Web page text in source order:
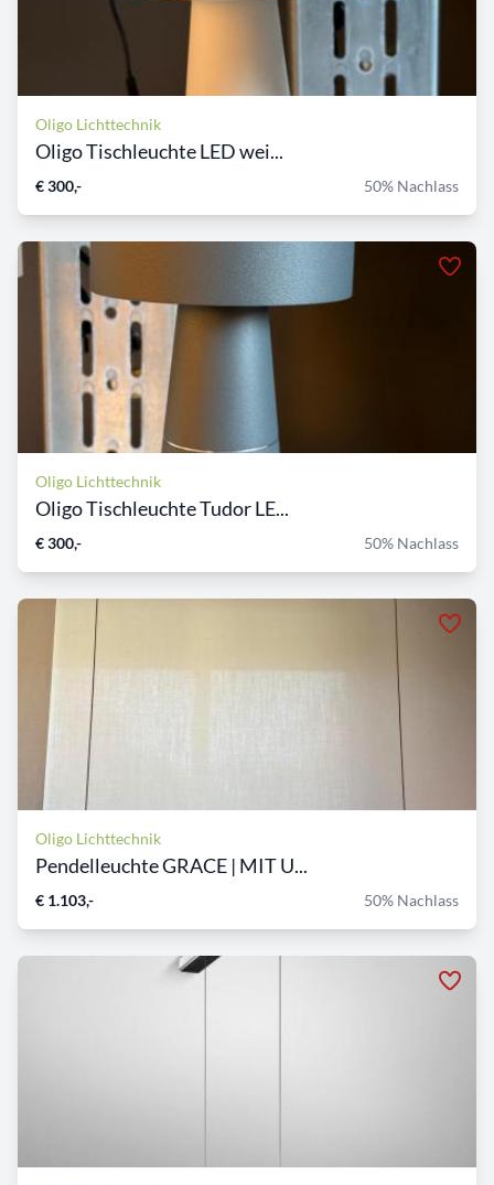
Oligo Lichttechnik
Oligo Tischleuchte LED wei...
€ 300,- 50% Nachlass
Oligo Lichttechnik
Oligo Tischleuchte Tudor LE...
€ 300,- 50% Nachlass
Oligo Lichttechnik
Pendelleuchte GRACE | MIT U...
€ 1.103,- 50% Nachlass